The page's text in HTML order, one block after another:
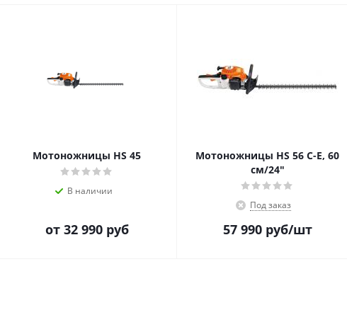
Мотоножницы HS 45
В наличии
от 32 990 руб
Мотоножницы HS 56 C-E, 60
см/24"
Под заказ
57 990руб/шт